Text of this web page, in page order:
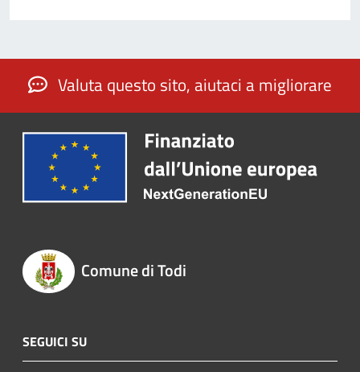
Valuta questo sito, aiutaci a migliorare
Comune di Todi
SEGUICI SU